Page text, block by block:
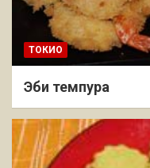
ТОКИО
Эби темпура